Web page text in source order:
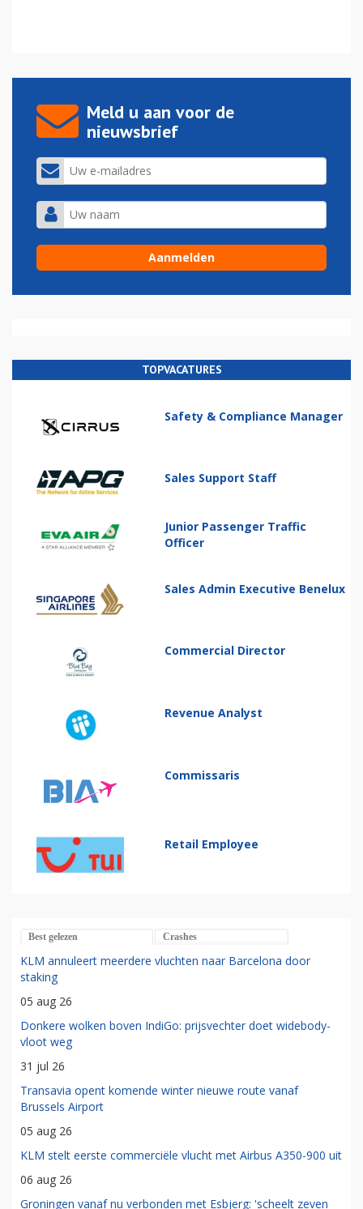
Meld u aan voor de
nieuwsbrief
TOPVACATURES
Safety & Compliance Manager
Sales Support Staff
Junior Passenger Traffic
Officer
Sales Admin Executive Benelux
Commercial Director
Revenue Analyst
Commissaris
Retail Employee
Best gelezen Crashes
KLM annuleert meerdere vluchten naar Barcelona door
staking
05 aug 26
Donkere wolken boven IndiGo: prijsvechter doet widebody-
vloot weg
31 jul 26
Transavia opent komende winter nieuwe route vanaf
Brussels Airport
05 aug 26
KLM stelt eerste commerciële vlucht met Airbus A350-900 uit
06 aug 26
Groningen vanaf nu verbonden met Esbjerg: 'scheelt zeven